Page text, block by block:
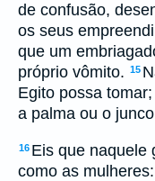
de confusão,
os seus
que um
próprio vômito. 15
Egito possa
a palma ou o
16 Eis que naquele
como as